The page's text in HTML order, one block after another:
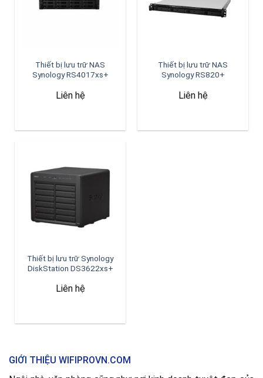
Thiết bị lưu trữ NAS
Synology RS4017xs+
Liên hệ
Thiết bị lưu trữ NAS
Synology RS820+
Liên hệ
Thiết bị lưu trữ Synology
DiskStation DS3622xs+
Liên hệ
GIỚI THIỆU WIFIPROVN.COM